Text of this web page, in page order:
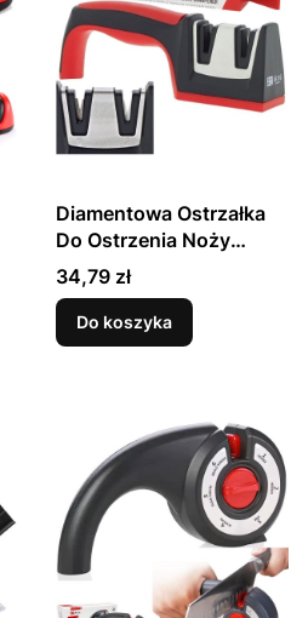
Diamentowa Ostrzałka
Do Ostrzenia Noży
TG1503 TAIDEA
Cena
34,79 zł
Do koszyka